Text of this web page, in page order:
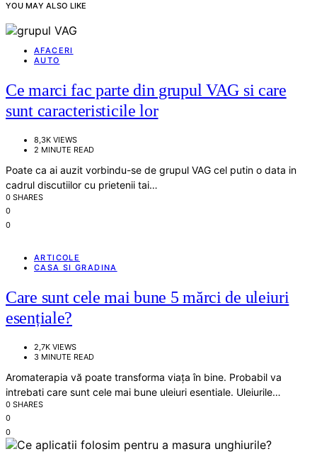
YOU MAY ALSO LIKE
AFACERI
AUTO
Ce marci fac parte din grupul VAG si care
sunt caracteristicile lor
8,3K VIEWS
2 MINUTE READ
Poate ca ai auzit vorbindu-se de grupul VAG cel putin o data in
cadrul discutiilor cu prietenii tai…
0 SHARES
0
0
ARTICOLE
CASA SI GRADINA
Care sunt cele mai bune 5 mărci de uleiuri
esențiale?
2,7K VIEWS
3 MINUTE READ
Aromaterapia vă poate transforma viața în bine. Probabil va
intrebati care sunt cele mai bune uleiuri esentiale. Uleiurile…
0 SHARES
0
0